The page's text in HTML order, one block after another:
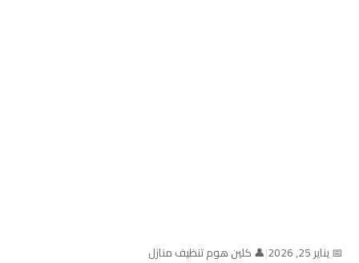
📅 يناير 25, 2026 |👤 كلين هوم تنظيف منازل